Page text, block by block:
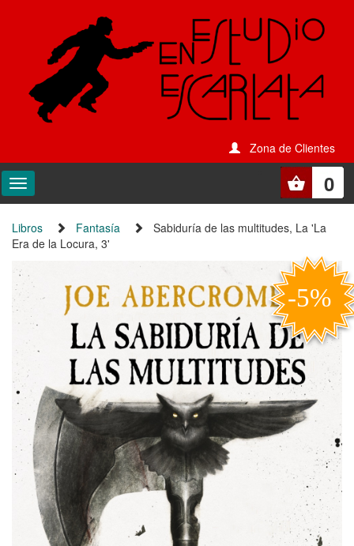
Zona de Clientes
0
Libros Fantasía
Sabiduría de las multitudes, La 'La
Era de la Locura, 3'